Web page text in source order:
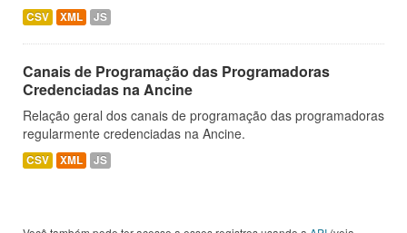
CSV XML JS
Canais de Programação das Programadoras
Credenciadas na Ancine
Relação geral dos canais de programação das programadoras
regularmente credenciadas na Ancine.
CSV XML JS